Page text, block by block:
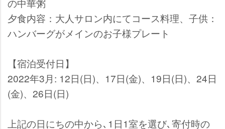
の中華粥
夕食内容：大人サロン内にてコース料理、子供：
ハンバーグがメインのお子様プレート
【宿泊受付日】
2022年3月: 12日(日)、17日(金)、19日(日)、24日
(金)、26日(日)
上記の日にちの中から､1日1室を選び､寄付時の